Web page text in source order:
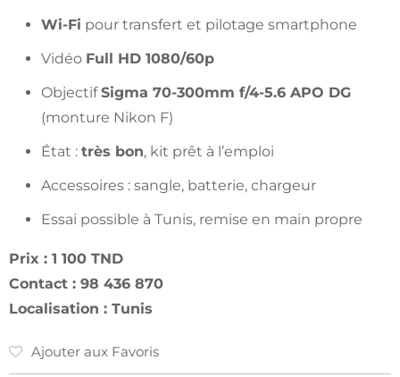
Wi-Fi pour transfert et pilotage smartphone
Vidéo Full HD 1080/60p
ObjectifSigma 70-300mm f/4-5.6 APO DG
(monture Nikon F)
État : très bon, kit prêt à l’emploi
Accessoires : sangle, batterie, chargeur
Essai possible à Tunis, remise en main propre
Prix : 1 100 TND
Contact : 98 436 870
Localisation : Tunis
Ajouter aux Favoris